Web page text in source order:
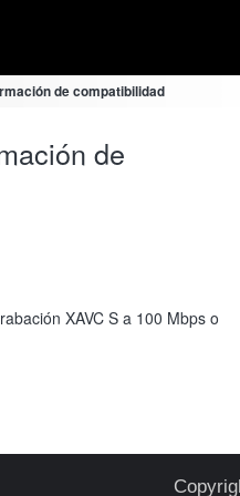
de compatibilidad
de
XAVC S a 100 Mbps o